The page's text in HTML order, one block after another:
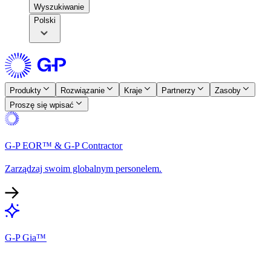
Wyszukiwanie​​
Polski
Produkty​​ Rozwiązanie​​ Kraje​​ Partnerzy​​
Zasoby​​
Proszę się wpisać​​
G-P EOR™ & G-P Contractor​​
Zarządzaj swoim globalnym personelem.​​
G-P Gia™​​